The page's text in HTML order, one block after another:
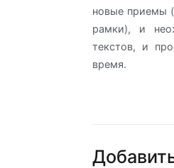
новые приемы
рамки), и
текстов, и
время.